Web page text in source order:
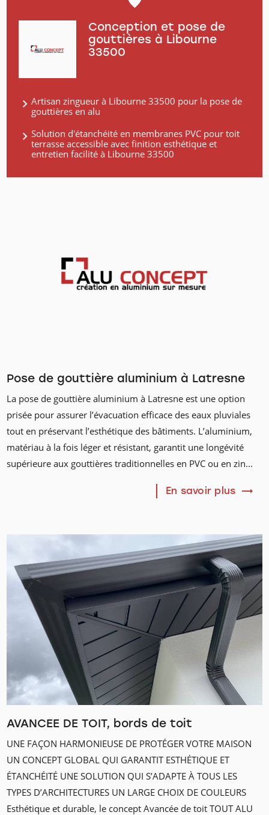
Conception et pose de
gouttières à Libourne
33500
Artisan zingueur à Libourne 33500 pour la pose de
gouttières en alu
Solution d'étanchéité en membranes PVC pour toit
terrasse accessible avec finition esthétique et
entretien facilité à Libourne 33500
Pose de gouttière aluminium à Latresne
La pose de gouttière aluminium à Latresne est une option
prisée pour assurer l’évacuation efficace des eaux pluviales
tout en préservant l’esthétique des bâtiments. L’aluminium,
matériau à la fois léger et résistant, garantit une longévité
supérieure aux gouttières traditionnelles en PVC ou en zin...
En savoir plus
AVANCEE DE TOIT, bords de toit
UNE FAÇON HARMONIEUSE DE PROTÉGER VOTRE MAISON
UN CONCEPT GLOBAL QUI GARANTIT ESTHÉTIQUE ET
ÉTANCHÉITÉ UNE SOLUTION QUI S’ADAPTE À TOUS LES
TYPES D’ARCHITECTURES UN LARGE CHOIX DE COULEURS
Esthétique et durable, le concept Avancée de toit TOUT ALU